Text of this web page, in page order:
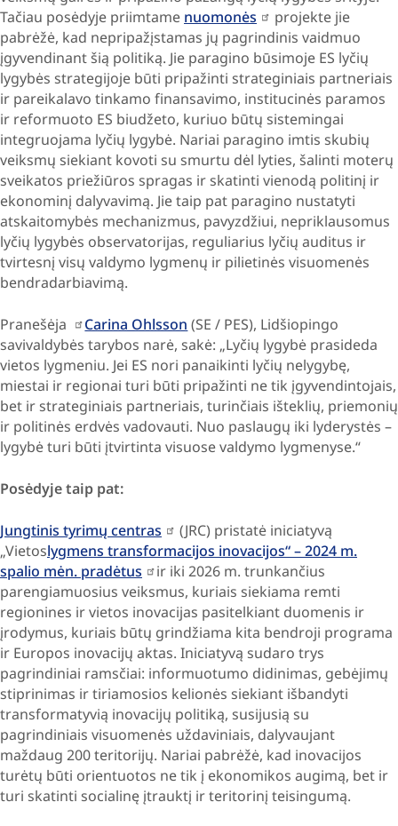
Tačiau posėdyje priimtame nuomonės
projekte jie
pabrėžė, kad nepripažįstamas jų pagrindinis vaidmuo
įgyvendinant šią politiką. Jie paragino būsimoje ES lyčių
lygybės strategijoje būti pripažinti strateginiais partneriais
ir pareikalavo tinkamo finansavimo, institucinės paramos
ir reformuoto ES biudžeto, kuriuo būtų sistemingai
integruojama lyčių lygybė. Nariai paragino imtis skubių
veiksmų siekiant kovoti su smurtu dėl lyties, šalinti moterų
sveikatos priežiūros spragas ir skatinti vienodą politinį ir
ekonominį dalyvavimą. Jie taip pat paragino nustatyti
atskaitomybės mechanizmus, pavyzdžiui, nepriklausomus
lyčių lygybės observatorijas, reguliarius lyčių auditus ir
tvirtesnį visų valdymo lygmenų ir pilietinės visuomenės
bendradarbiavimą.
Pranešėja Carina Ohlsson (SE / PES), Lidšiopingo
savivaldybės tarybos narė, sakė: „Lyčių lygybė prasideda
vietos lygmeniu. Jei ES nori panaikinti lyčių nelygybę,
miestai ir regionai turi būti pripažinti ne tik įgyvendintojais,
bet ir strateginiais partneriais, turinčiais išteklių, priemonių
ir politinės erdvės vadovauti. Nuo paslaugų iki lyderystės –
lygybė turi būti įtvirtinta visuose valdymo lygmenyse.“
Posėdyje taip pat:
Jungtinis tyrimų centras
(JRC) pristatė iniciatyvą
„Vietoslygmens transformacijos inovacijos“ – 2024 m.
spalio mėn. pradėtus
ir iki 2026 m. trunkančius
parengiamuosius veiksmus, kuriais siekiama remti
regionines ir vietos inovacijas pasitelkiant duomenis ir
įrodymus, kuriais būtų grindžiama kita bendroji programa
ir Europos inovacijų aktas. Iniciatyvą sudaro trys
pagrindiniai ramsčiai: informuotumo didinimas, gebėjimų
stiprinimas ir tiriamosios kelionės siekiant išbandyti
transformatyvią inovacijų politiką, susijusią su
pagrindiniais visuomenės uždaviniais, dalyvaujant
maždaug 200 teritorijų. Nariai pabrėžė, kad inovacijos
turėtų būti orientuotos ne tik į ekonomikos augimą, bet ir
turi skatinti socialinę įtrauktį ir teritorinį teisingumą.